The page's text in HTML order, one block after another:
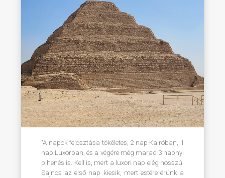
"A napok felosztása tökéletes, 2 nap Kairóban, 1
nap Luxorban, és a végére még marad 3 napnyi
pihenés is. Kell is, mert a luxori nap elég hosszú.
Sajnos az első nap kiesik, mert estére érünk a